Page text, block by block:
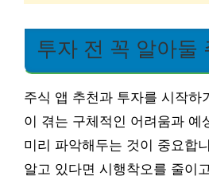
투자 전 꼭 알아둘
주식 앱 추천과 투자를 시작하
이 겪는 구체적인 어려움과 예
미리 파악해두는 것이 중요합
알고 있다면 시행착오를 줄이